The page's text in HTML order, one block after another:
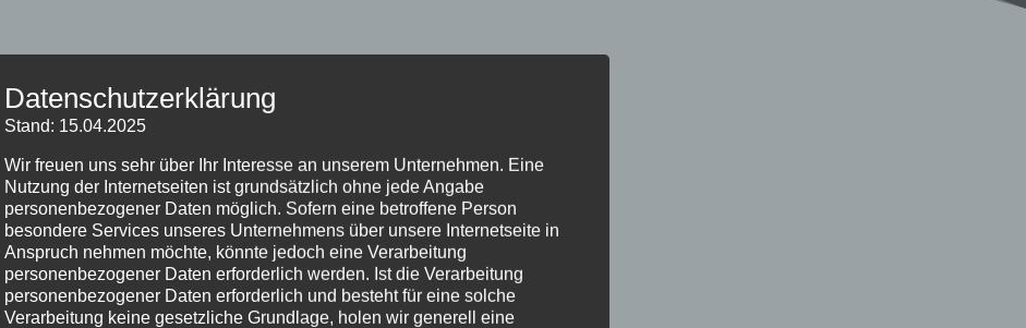
Datenschutzerklärung
Stand: 15.04.2025
Wir freuen uns sehr über Ihr Interesse an unserem Unternehmen. Eine
Nutzung der Internetseiten ist grundsätzlich ohne jede Angabe
personenbezogener Daten möglich. Sofern eine betroffene Person
besondere Services unseres Unternehmens über unsere Internetseite in
Anspruch nehmen möchte, könnte jedoch eine Verarbeitung
personenbezogener Daten erforderlich werden. Ist die Verarbeitung
personenbezogener Daten erforderlich und besteht für eine solche
Verarbeitung keine gesetzliche Grundlage, holen wir generell eine